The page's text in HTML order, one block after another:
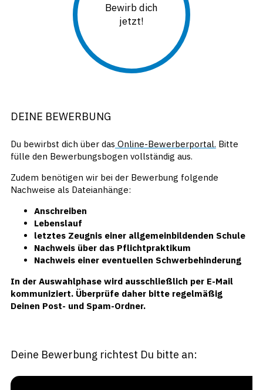
Bewirb dich
jetzt!
DEINE BEWERBUNG
Du bewirbst dich über das Online-Bewerberportal. Bitte
fülle den Bewerbungsbogen vollständig aus.
Zudem benötigen wir bei der Bewerbung folgende
Nachweise als Dateianhänge:
Anschreiben
Lebenslauf
letztes Zeugnis einer allgemeinbildenden Schule
Nachweis über das Pflichtpraktikum
Nachweis einer eventuellen Schwerbehinderung
In der Auswahlphase wird ausschließlich per E-Mail
kommuniziert. Überprüfe daher bitte regelmäßig
Deinen Post- und Spam-Ordner.
Deine Bewerbung richtest Du bitte an: